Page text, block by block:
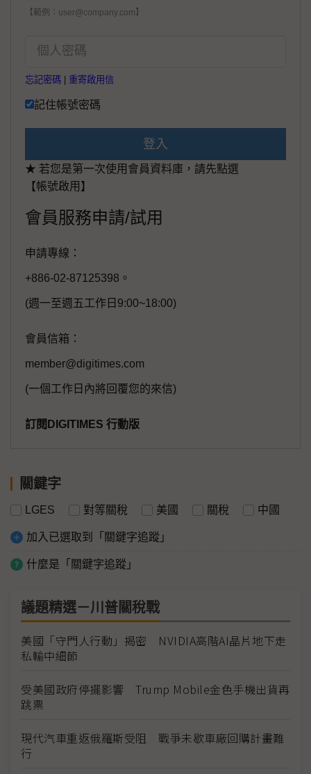
【範例：user@company.com】
忘記密碼 重寄啟用信
記住帳號密碼
登入
★ 若您是第一次使用會員資料庫，請先點選
【帳號啟用】
會員服務申請/試用
申請專線：
+886-02-87125398。
(週一至週五工作日9:00~18:00)
會員信箱：
member@digitimes.com
(一個工作日內將回覆您的來信)
訂閱DIGITIMES 行動版
關鍵字
LGES 對等關稅 美國 關稅 中國
加入已選取到「關鍵字追蹤」
什麼是「關鍵字追蹤」
議題精選－川普關稅戰
美國「守門人行動」揭密 NVIDIA高階AI晶片地下走
私輸中細節
受美國政府停擺影響 Trump Mobile金色手機出貨再
跳票
現代汽車重返俄羅斯受阻 戰爭未歇車廠回購計畫難
行